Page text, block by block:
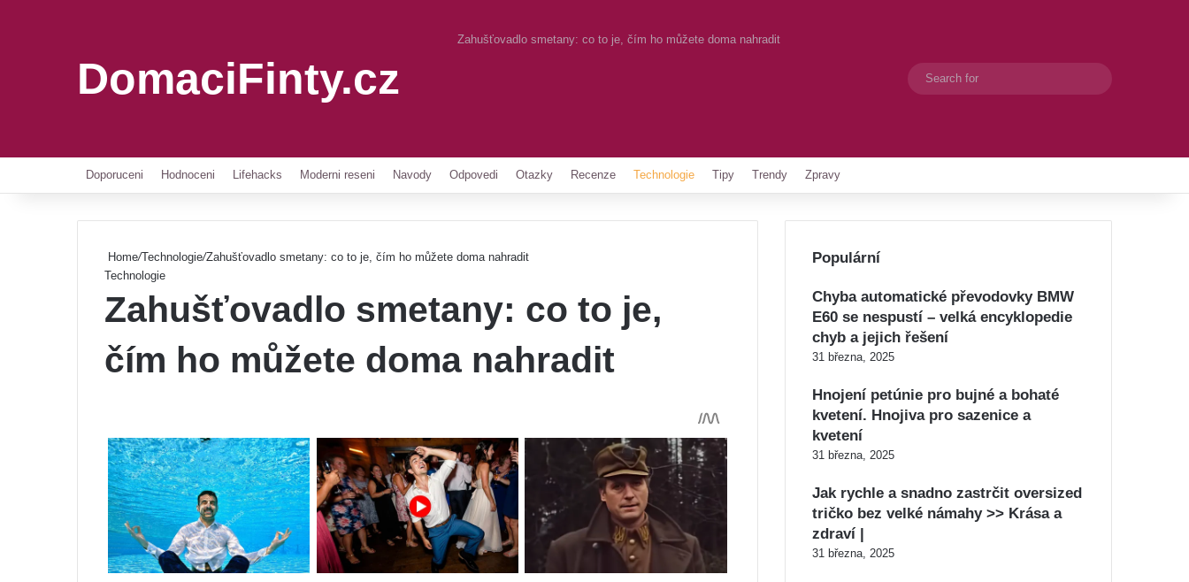
DomaciFinty.cz
Zahušťovadlo smetany: co to je, čím ho můžete doma nahradit
Switch skin
Doporuceni Hodnoceni Lifehacks Moderni reseni Navody Odpovedi Otazky Recenze Technologie Tipy Trendy Zpravy
Home/Technologie/Zahušťovadlo smetany: co to je, čím ho můžete doma nahradit
Technologie
Zahušťovadlo smetany: co to je,
čím ho můžete doma nahradit
Populární
Chyba automatické převodovky BMW
E60 se nespustí – velká encyklopedie
chyb a jejich řešení
31 března, 2025
Hnojení petúnie pro bujné a bohaté
kvetení. Hnojiva pro sazenice a
kvetení
31 března, 2025
Jak rychle a snadno zastrčit oversized
tričko bez velké námahy >> Krása a
zdraví |
31 března, 2025